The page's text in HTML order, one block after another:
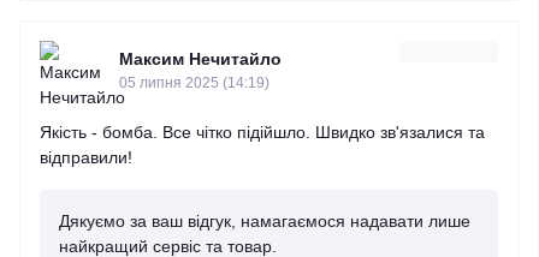
Максим Нечитайло
05 липня 2025 (14:19)
Якість - бомба. Все чітко підійшло. Швидко зв'язалися та
відправили!
Дякуємо за ваш відгук, намагаємося надавати лише
найкращий сервіс та товар.